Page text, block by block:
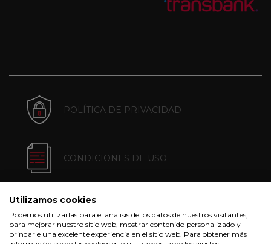
POLÍTICA DE PRIVACIDAD
CONDICIONES DE USO
POLÍTICA DE COOKIES
Utilizamos cookies
Podemos utilizarlas para el análisis de los datos de nuestros visitantes,
para mejorar nuestro sitio web, mostrar contenido personalizado y
brindarle una excelente experiencia en el sitio web. Para obtener más